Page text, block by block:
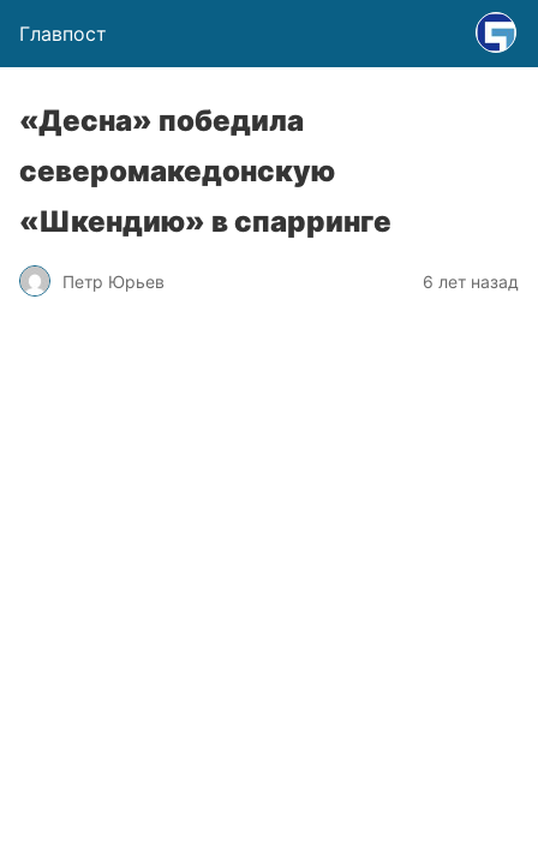
Главпост
«Десна» победила
северомакедонскую
«Шкендию» в спарринге
Петр Юрьев 6 лет назад